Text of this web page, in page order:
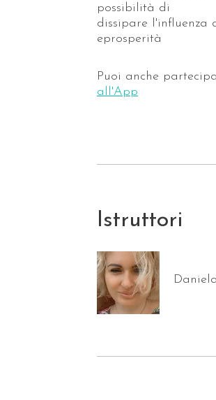
possibilità di
dissipare l'influenza
eprosperità
Puoi anche
all'App
Istruttori